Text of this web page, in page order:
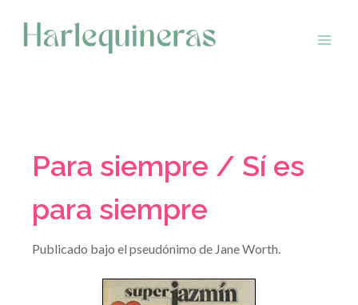
contenido
Para siempre / Sí es
para siempre
Publicado bajo el pseudónimo de Jane Worth.